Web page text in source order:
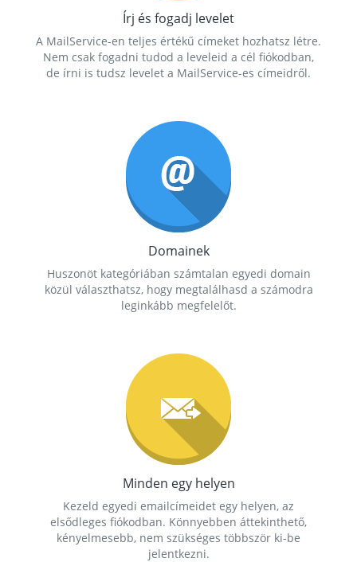
Írj és fogadj levelet
A MailService-en teljes értékű címeket hozhatsz létre.
Nem csak fogadni tudod a leveleid a cél fiókodban,
de írni is tudsz levelet a MailService-es címeidről.
Domainek
Huszonöt kategóriában számtalan egyedi domain
közül választhatsz, hogy megtalálhasd a számodra
leginkább megfelelőt.
Minden egy helyen
Kezeld egyedi emailcímeidet egy helyen, az
elsődleges fiókodban. Könnyebben áttekinthető,
kényelmesebb, nem szükséges többször ki-be
jelentkezni.